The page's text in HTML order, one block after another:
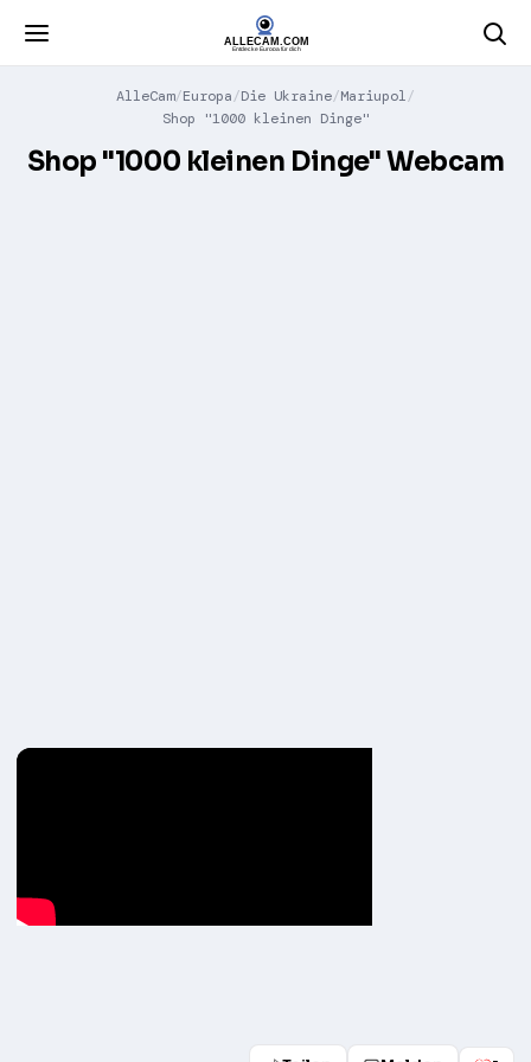
AlleCam Europa Die Ukraine Mariupol
Shop "1000 kleinen Dinge"
Shop "1000 kleinen Dinge" Webcam